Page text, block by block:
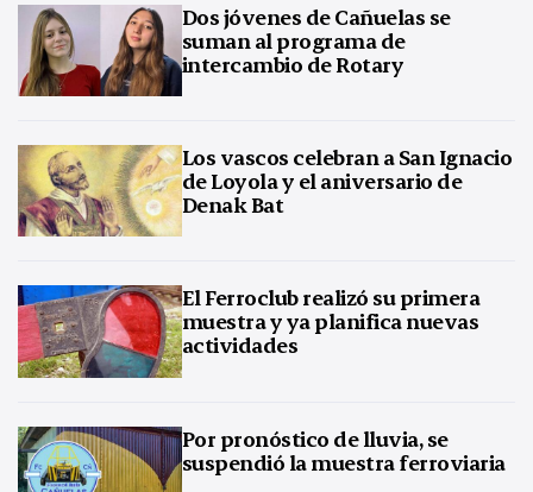
Dos jóvenes de Cañuelas se
suman al programa de
intercambio de Rotary
Los vascos celebran a San Ignacio
de Loyola y el aniversario de
Denak Bat
El Ferroclub realizó su primera
muestra y ya planifica nuevas
actividades
Por pronóstico de lluvia, se
suspendió la muestra ferroviaria